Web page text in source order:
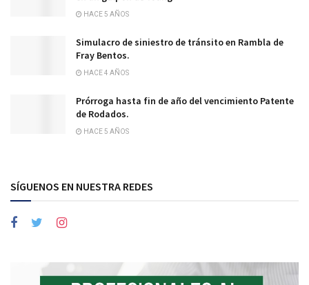
HACE 5 AÑOS
Simulacro de siniestro de tránsito en Rambla de
Fray Bentos.
HACE 4 AÑOS
Prórroga hasta fin de año del vencimiento Patente
de Rodados.
HACE 5 AÑOS
SÍGUENOS EN NUESTRA REDES